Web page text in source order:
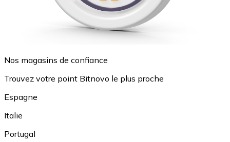
Nos magasins de confiance
Trouvez votre point Bitnovo le plus proche
Espagne
Italie
Portugal